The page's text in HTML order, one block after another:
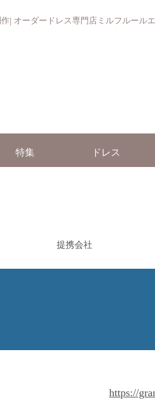
オーダードレス専門店ミルフルールエ
特集 ドレス
​提携会社
https://